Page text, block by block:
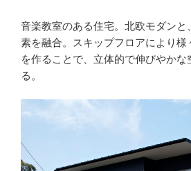
音楽教室のある住宅。北欧モダンと
素を融合。スキップフロアにより様
を作ることで、立体的で伸びやかな
る。